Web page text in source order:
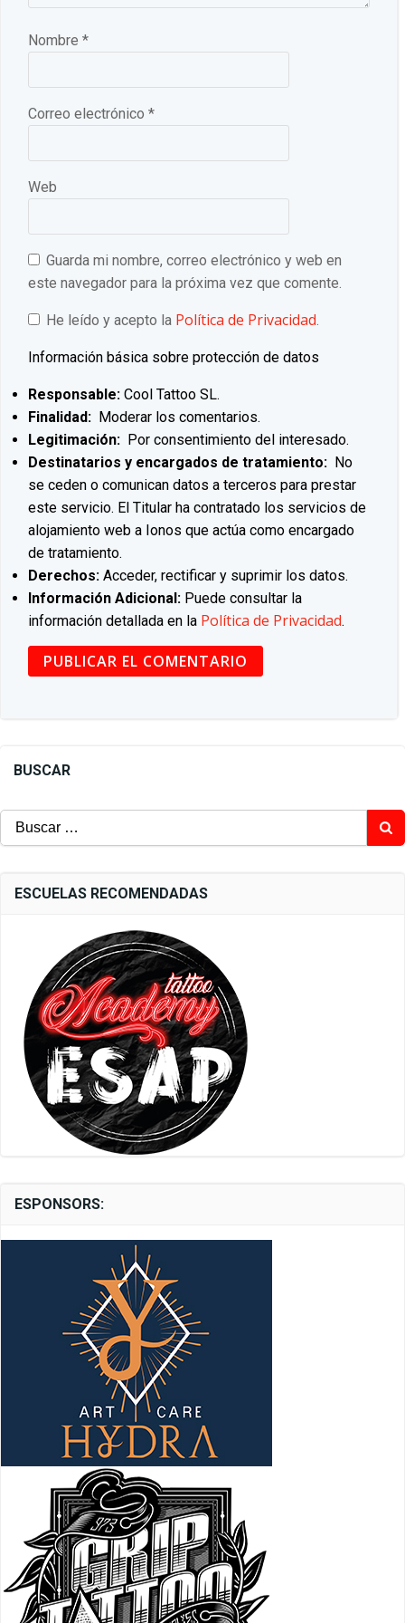
Nombre *
Correo electrónico *
Web
Guarda mi nombre, correo electrónico y web en
este navegador para la próxima vez que comente.
He leído y acepto la Política de Privacidad.
Información básica sobre protección de datos
Responsable: Cool Tattoo SL.
Finalidad: Moderar los comentarios.
Legitimación: Por consentimiento del interesado.
Destinatarios y encargados de tratamiento: No
se ceden o comunican datos a terceros para prestar
este servicio. El Titular ha contratado los servicios de
alojamiento web a Ionos que actúa como encargado
de tratamiento.
Derechos: Acceder, rectificar y suprimir los datos.
Información Adicional: Puede consultar la
información detallada en la Política de Privacidad.
BUSCAR
Buscar:
ESCUELAS RECOMENDADAS
ESPONSORS: